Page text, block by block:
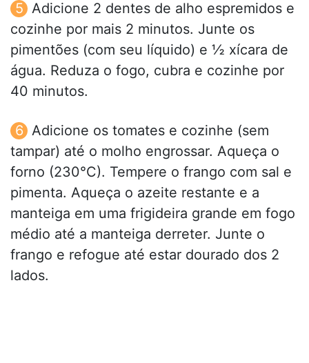
Adicione 2 dentes de alho espremidos e
cozinhe por mais 2 minutos. Junte os
pimentões (com seu líquido) e ½ xícara de
água. Reduza o fogo, cubra e cozinhe por
40 minutos.
Adicione os tomates e cozinhe (sem
tampar) até o molho engrossar. Aqueça o
forno (230°C). Tempere o frango com sal e
pimenta. Aqueça o azeite restante e a
manteiga em uma frigideira grande em fogo
médio até a manteiga derreter. Junte o
frango e refogue até estar dourado dos 2
lados.